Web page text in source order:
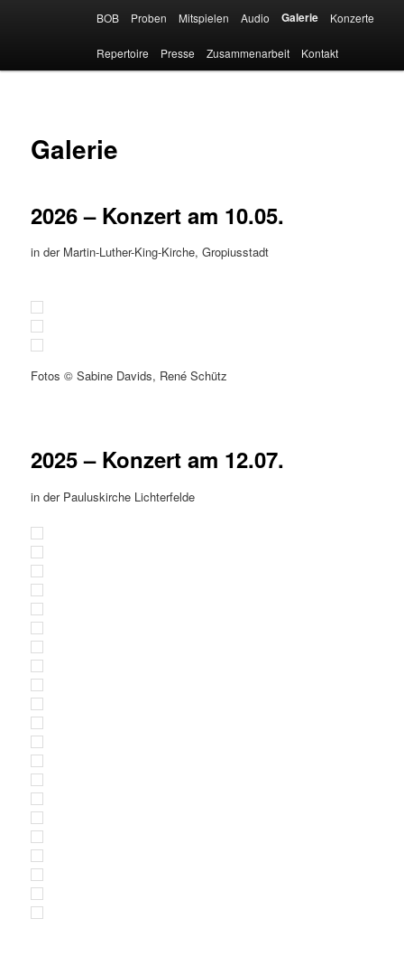
springen
BOB Proben Mitspielen Audio Galerie Konzerte
Repertoire Presse Zusammenarbeit Kontakt
Galerie
2026 – Konzert am 10.05.
in der Martin-Luther-King-Kirche, Gropiusstadt
Fotos © Sabine Davids, René Schütz
2025 – Konzert am 12.07.
in der Pauluskirche Lichterfelde